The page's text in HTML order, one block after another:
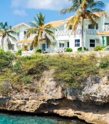
algo para mais tarde,